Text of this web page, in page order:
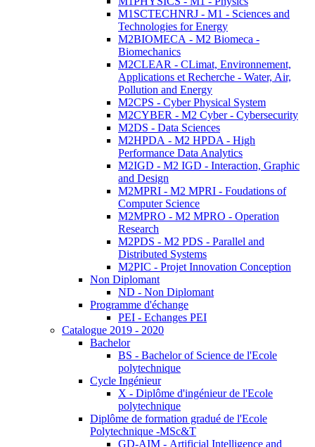
M1SCTECHNRJ - M1 - Sciences and
Technologies for Energy
M2BIOMECA - M2 Biomeca -
Biomechanics
M2CLEAR - CLimat, Environnement,
Applications et Recherche - Water, Air,
Pollution and Energy
M2CPS - Cyber Physical System
M2CYBER - M2 Cyber - Cybersecurity
M2DS - Data Sciences
M2HPDA - M2 HPDA - High
Performance Data Analytics
M2IGD - M2 IGD - Interaction, Graphic
and Design
M2MPRI - M2 MPRI - Foudations of
Computer Science
M2MPRO - M2 MPRO - Operation
Research
M2PDS - M2 PDS - Parallel and
Distributed Systems
M2PIC - Projet Innovation Conception
Non Diplomant
ND - Non Diplomant
Programme d'échange
PEI - Echanges PEI
Catalogue 2019 - 2020
Bachelor
BS - Bachelor of Science de l'Ecole
polytechnique
Cycle Ingénieur
X - Diplôme d'ingénieur de l'Ecole
polytechnique
Diplôme de formation gradué de l'Ecole
Polytechnique -MSc&T
GD-AIM - Artificial Intelligence and